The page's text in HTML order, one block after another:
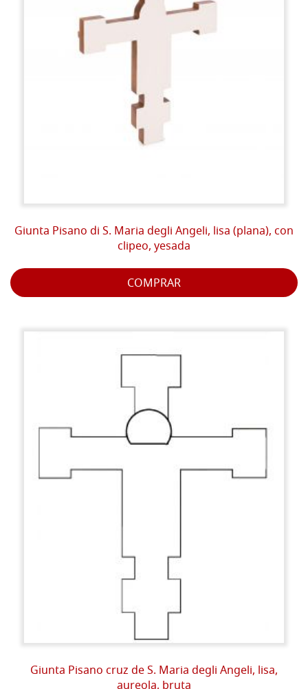
Giunta Pisano di S. Maria degli Angeli, lisa (plana), con
clipeo, yesada
COMPRAR
Giunta Pisano cruz de S. Maria degli Angeli, lisa,